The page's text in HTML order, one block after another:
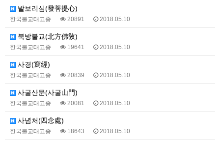
발보리심(發菩提心)
한국불교태고종 20891 2018.05.10
북방불교(北方佛敎)
한국불교태고종 19641 2018.05.10
사경(寫經)
한국불교태고종 20839 2018.05.10
사굴산문(사굴山門)
한국불교태고종 20081 2018.05.10
사념처(四念處)
한국불교태고종 18643 2018.05.10